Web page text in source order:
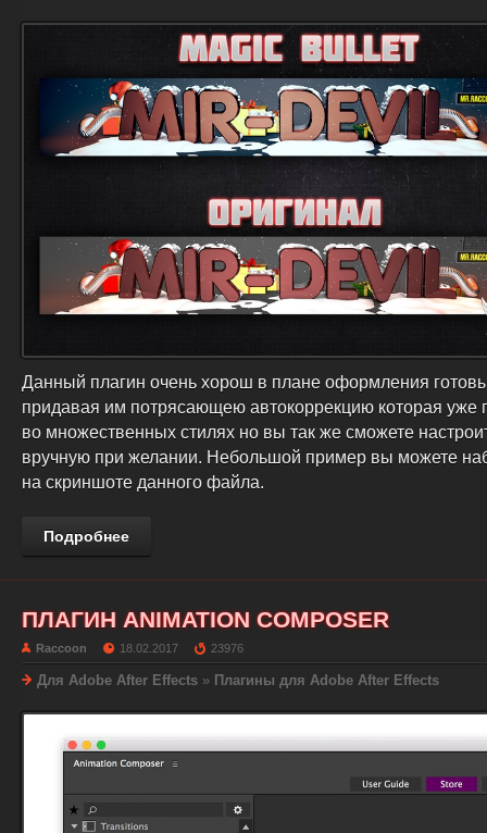
Данный плагин очень хорош в плане оформления
придавая им потрясающею автокоррекцию которая уже
во множественных стилях но вы так же сможете
вручную при желании. Небольшой пример вы можете
на скриншоте данного файла.
Подробнее
ПЛАГИН ANIMATION COMPOSER
Raccoon 18.02.2017 23976
Для Adobe After Effects » Плагины для Adobe After Effects